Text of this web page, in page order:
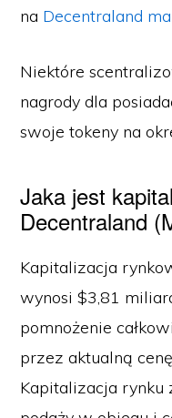
na Decentraland
Niektóre
nagrody dla
swoje tokeny na
Jaka jest
Decentraland
Kapitalizacja
wynosi $3,81
pomnożenie
przez aktualną
Kapitalizacja rynku